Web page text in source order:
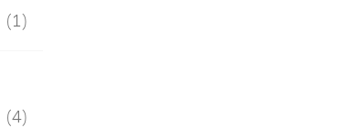
1
4